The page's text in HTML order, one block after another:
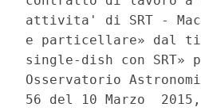
attivita' di SRT -
e particellare» dal
single-dish con
Osservatorio
56 del 10 Marzo